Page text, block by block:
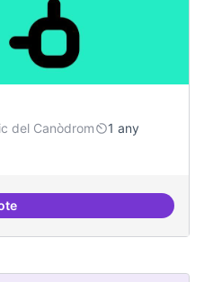
del Canòdrom
1 any
Cures i governança